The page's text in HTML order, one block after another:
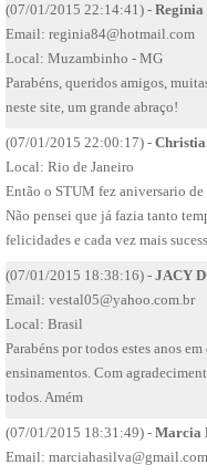
(07/01/2015 22:14:41) -
Email: reginia84@hotmail.com
Local: Muzambinho - MG
Parabéns, queridos amigos,
neste site, um grande abraço!
(07/01/2015 22:00:17) -
Local: Rio de Janeiro
Então o STUM fez aniversario
Não pensei que já fazia tanto
felicidades e cada vez mais
(07/01/2015 18:38:16) - JACY
Email: vestal05@yahoo.com.br
Local: Brasil
Parabéns por todos estes anos
ensinamentos. Com
todos. Amém
(07/01/2015 18:31:49) - Marcia
Email: marciahasilva@gmail.com